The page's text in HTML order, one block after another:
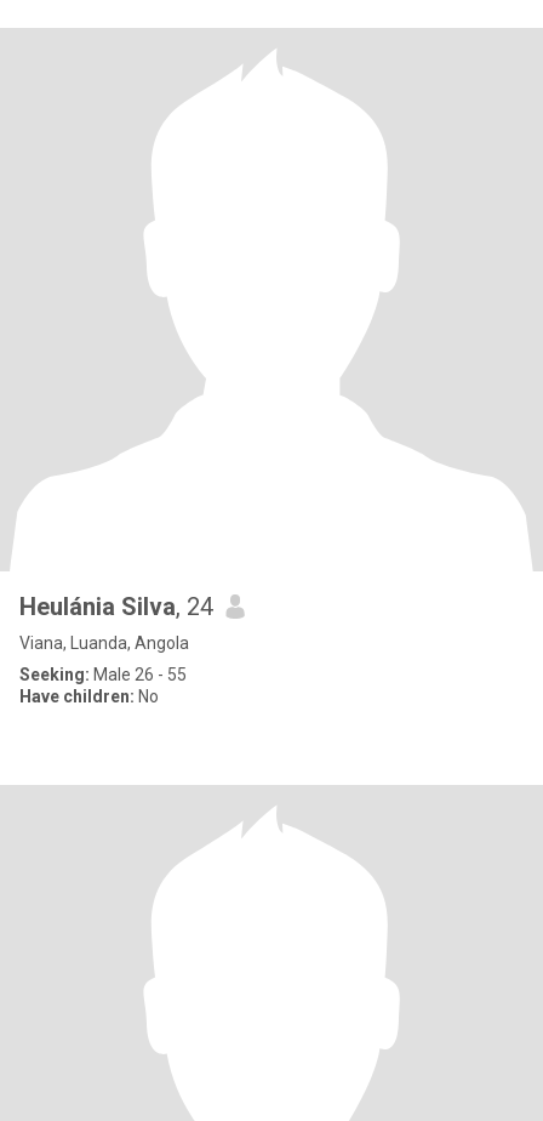
Heulánia Silva, 24
Viana, Luanda, Angola
Seeking: Male 26 - 55
Have children: No